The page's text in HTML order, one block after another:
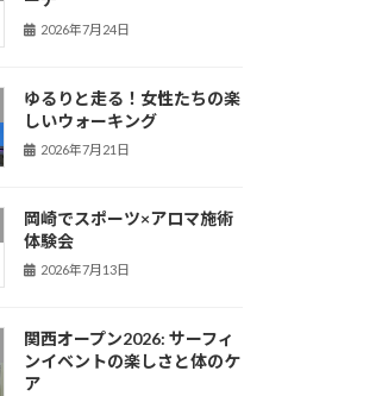
2026年7月24日
ゆるりと走る！女性たちの楽
しいウォーキング
2026年7月21日
岡崎でスポーツ×アロマ施術
体験会
2026年7月13日
関西オープン2026: サーフィ
ンイベントの楽しさと体のケ
ア